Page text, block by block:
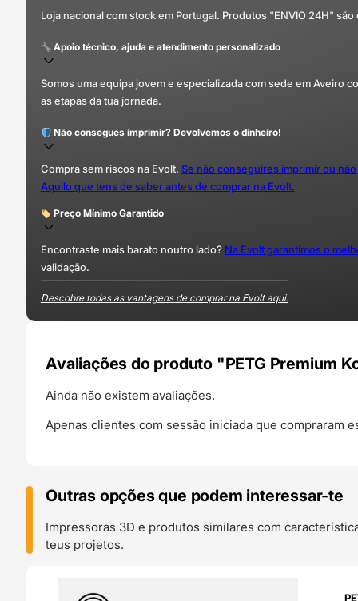
Loja nacional com stock em Portugal. Produtos "ENVIO 24H"
Apoio técnico, ajuda e atendimento personalizado
Somos uma equipa jovem e especializada com sede em Aveiro
as etapas da tua jornada.
Não consegues imprimir? Devolvemos o dinheiro!
Compra sem riscos na Evolt. Se não conseguires imprimir ou
Aquilo que tens de saber antes de comprar na Evolt.
Preço Mínimo Garantido
Encontraste mais barato noutro lado? Na Evolt garantimos o
validação.
Descobre todas as vantagens de comprar na Evolt aqui.
Avaliações do produto "PETG Premium
Ainda não existem avaliações.
Apenas clientes com sessão iniciada que compraram
Outras opções que podem interessar-te
Impressoras 3D e produtos similares com
teus projetos.